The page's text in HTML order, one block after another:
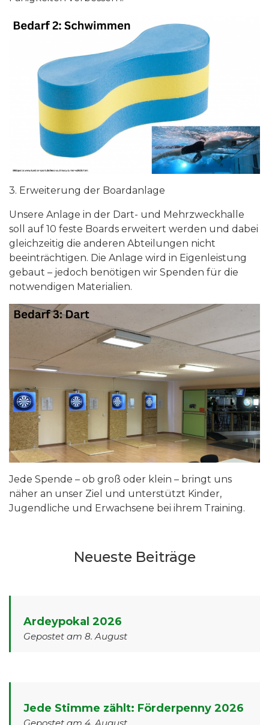
3. Erweiterung der Boardanlage
Unsere Anlage in der Dart- und Mehrzweckhalle
soll auf 10 feste Boards erweitert werden und dabei
gleichzeitig die anderen Abteilungen nicht
beeinträchtigen. Die Anlage wird in Eigenleistung
gebaut – jedoch benötigen wir Spenden für die
notwendigen Materialien.
Jede Spende – ob groß oder klein – bringt uns
näher an unser Ziel und unterstützt Kinder,
Jugendliche und Erwachsene bei ihrem Training.
Neueste Beiträge
Ardeypokal 2026
Gepostet am 8. August
Jede Stimme zählt: Förderpenny 2026